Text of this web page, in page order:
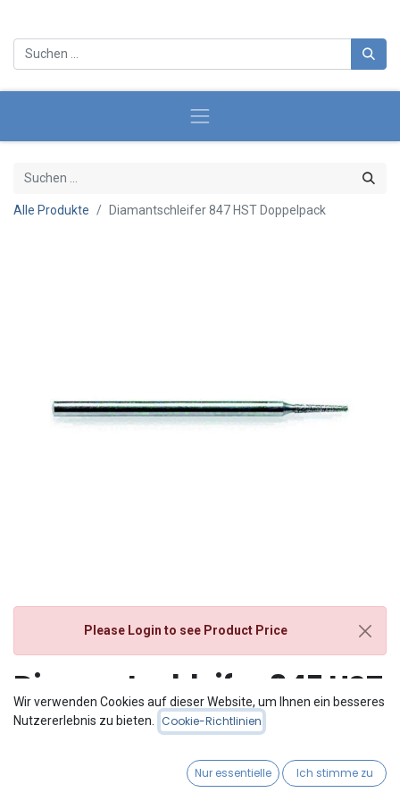
Alle Produkte Diamantschleifer 847 HST Doppelpack
Please Login to see Product Price
Diamantschleifer 847 HST
Doppelpack
Wir verwenden Cookies auf dieser Website, um Ihnen ein besseres
Nutzererlebnis zu bieten.
Cookie-Richtlinien
Nur essentielle Ich stimme zu